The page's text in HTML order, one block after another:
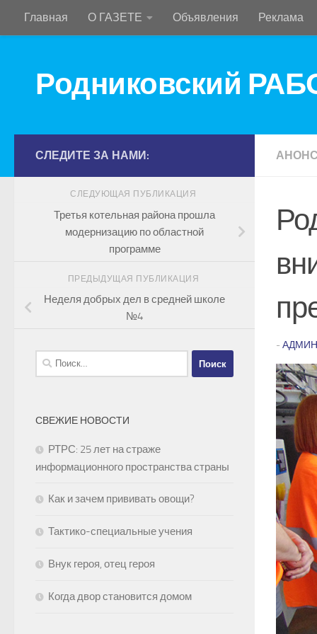
Перейти к содержимому
Главная О ГАЗЕТЕ Объявления Реклама
Родниковский
-
СЛЕДИТЕ ЗА НАМИ:
СЛЕДУЮЩАЯ ПУБЛИКАЦИЯ
Третья котельная района прошла
модернизацию по областной
программе
ПРЕДЫДУЩАЯ ПУБЛИКАЦИЯ
Неделя добрых дел в средней школе
№4
Найти:
СВЕЖИЕ НОВОСТИ
РТРС: 25 лет на страже
информационного пространства страны
Как и зачем прививать овощи?
Тактико-специальные учения
Внук героя, отец героя
Когда двор становится домом